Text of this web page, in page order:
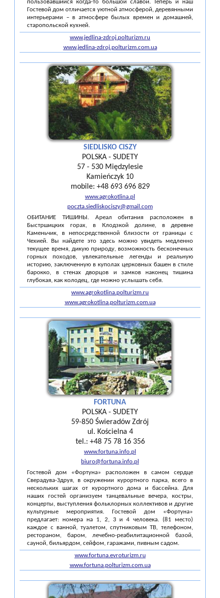
пользовавшийся когда-то большой славой. Теперь и наш
Гостевой дом отличается уютной атмосферой, деревянными
интерьерами – в атмосфере былых времен и домашней,
старопольской кухней.
www.jedlina-zdroj.polturizm.ru
www.jedlina-zdroj.polturizm.com.ua
SIEDLISKO CISZY
POLSKA - SUDETY
57 - 530 Międzylesie
Kamieńczyk 10
mobile: +48 693 696 829
www.agrokotlina.pl
poczta.siedliskociszy@gmail.com
ОБИТАНИЕ ТИШИНЫ. Ареал обитания расположен в
Быстршицких горах, в Клодзкой долине, в деревне
Каменьчик, в непосредственной близости от границы с
Чехией. Вы найдете это здесь можно увидеть медленно
текущее время, дикую природу, возможность бесконечных
горных походов, увлекательные легенды и реальную
историю, заключенную в куполах церковных башен в стиле
барокко, в стенах дворцов и замков наконец тишина
глубокая, как колодец, где можно услышать себя.
www.agrokotlina.polturizm.ru
www.agrokotlina.polturizm.com.ua
FORTUNA
POLSKA - SUDETY
59-850 Świeradów Zdrój
ul. Kościelna 4
tel.: +48 75 78 16 356
www.fortuna.info.pl
biuro@fortuna.info.pl
Гостевой дом «Фортуна» расположен в самом сердце
Сверадува-Здруя, в окружении курортного парка, всего в
нескольких шагах от курортного дома и бассейна. Для
наших гостей организуем танцевальные вечера, костры,
концерты, выступления фольклорных коллективов и другие
культурные мероприятия. Гостевой дом «Фортуна»
предлагает: номера на 1, 2, 3 и 4 человека. (81 место)
каждое с ванной, туалетом, спутниковым ТВ, телефоном,
рестораном, баром, лечебно-реабилитационной базой,
сауной, бильярдом, сейфом, гаражами, пивным садом.
www.fortuna.evroturizm.ru
www.fortuna.polturizm.com.ua